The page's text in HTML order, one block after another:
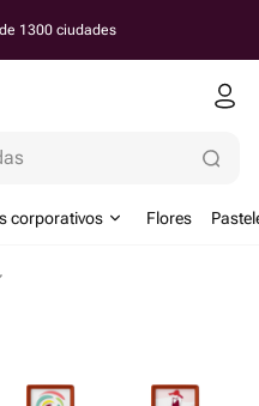
1300 ciudades
corporativos Flores